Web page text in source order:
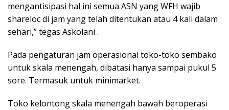
mengantisipasi hal ini semua ASN yang WFH wajib
shareloc di jam yang telah ditentukan atau 4 kali dalam
sehari,” tegas Askolani .
Pada pengaturan jam operasional toko-toko sembako
untuk skala menengah, dibatasi hanya sampai pukul 5
sore. Termasuk untuk minimarket.
Toko kelontong skala menengah bawah beroperasi